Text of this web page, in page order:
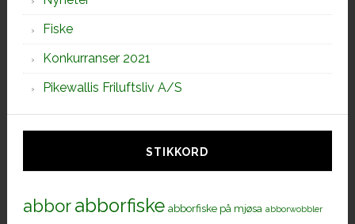
Fiske
Konkurranser 2021
Pikewallis Friluftsliv A/S
STIKKORD
abborabborfiske abborfiske på mjøsa abborwobbler